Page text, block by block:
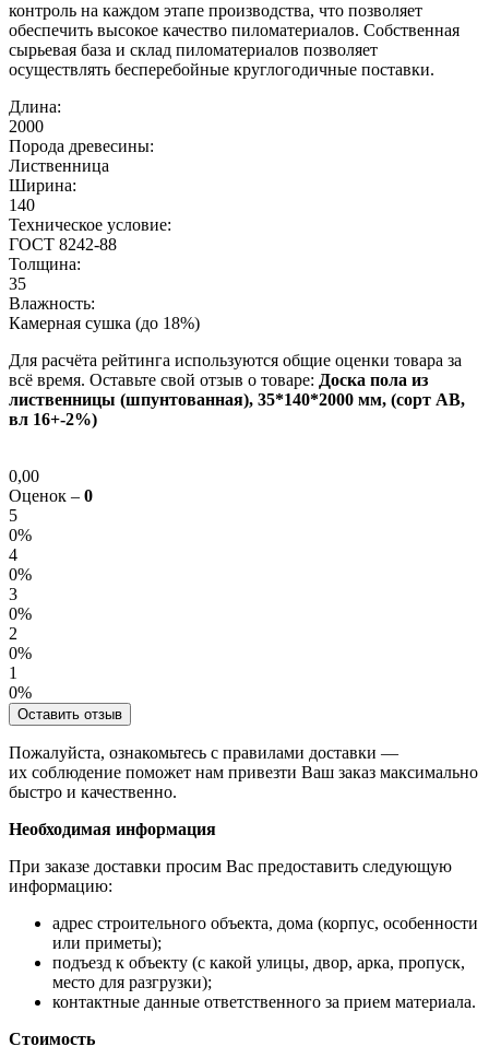
контроль на каждом этапе производства, что позволяет
обеспечить высокое качество пиломатериалов. Собственная
сырьевая база и склад пиломатериалов позволяет
осуществлять бесперебойные круглогодичные поставки.
Длина:
2000
Порода древесины:
Лиственница
Ширина:
140
Техническое условие:
ГОСТ 8242-88
Толщина:
35
Влажность:
Камерная сушка (до 18%)
Для расчёта рейтинга используются общие оценки товара за
всё время. Оставьте свой отзыв о товаре: Доска пола из
лиственницы (шпунтованная), 35*140*2000 мм, (сорт AB,
вл 16+-2%)
0,00
Оценок – 0
5
0%
4
0%
3
0%
2
0%
1
0%
Оставить отзыв
Пожалуйста, ознакомьтесь с правилами доставки —
их соблюдение поможет нам привезти Ваш заказ максимально
быстро и качественно.
Необходимая информация
При заказе доставки просим Вас предоставить следующую
информацию:
адрес строительного объекта, дома (корпус, особенности
или приметы);
подъезд к объекту (с какой улицы, двор, арка, пропуск,
место для разгрузки);
контактные данные ответственного за прием материала.
Стоимость